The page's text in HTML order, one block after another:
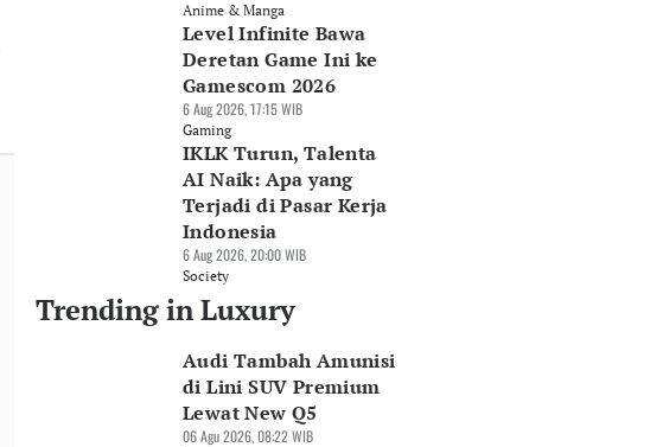
Anime & Manga
Level Infinite Bawa
Deretan Game Ini ke
Gamescom 2026
6 Aug 2026, 17:15 WIB
Gaming
IKLK Turun, Talenta
AI Naik: Apa yang
Terjadi di Pasar Kerja
Indonesia
6 Aug 2026, 20:00 WIB
Society
Trending in Luxury
Audi Tambah Amunisi
di Lini SUV Premium
Lewat New Q5
06 Agu 2026, 08:22 WIB